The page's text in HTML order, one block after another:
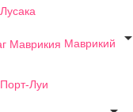
Лусака
Маврикий

Порт-Луи